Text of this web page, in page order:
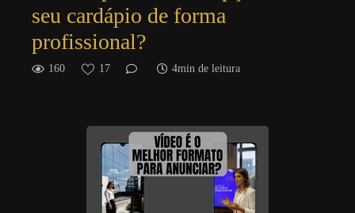
seu cardápio de forma
profissional?
160 17 4min de leitura